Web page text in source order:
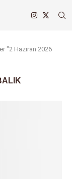
"2 Haziran 2026